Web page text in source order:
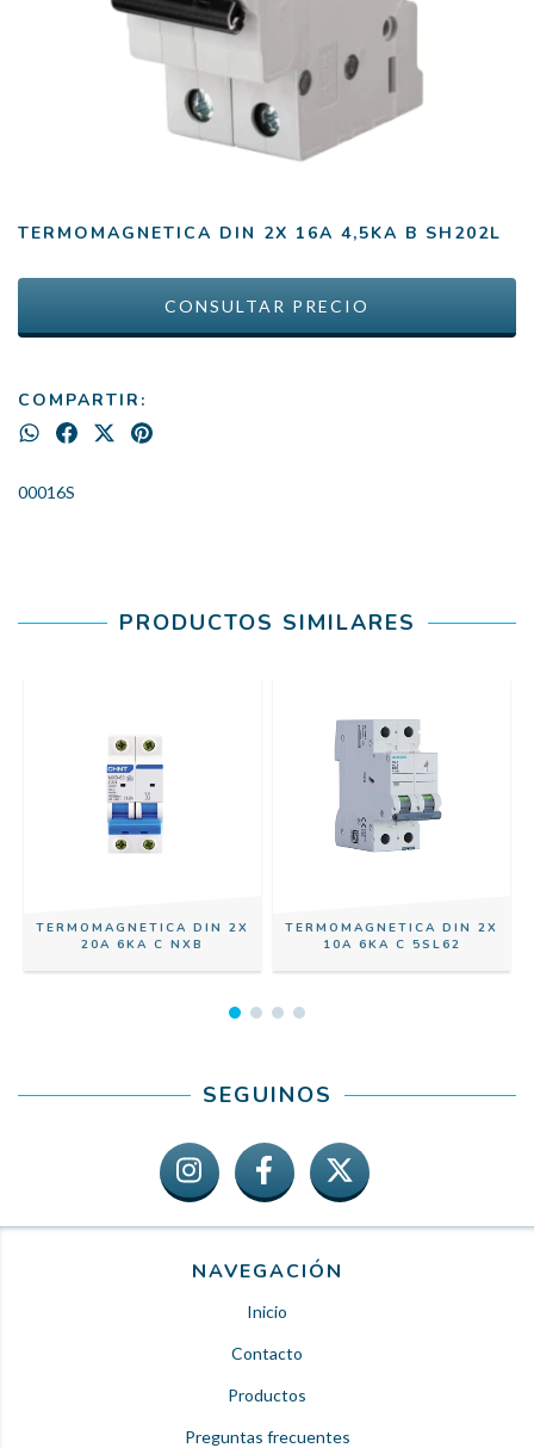
TERMOMAGNETICA DIN 2X 16A 4,5KA B SH202L
COMPARTIR:
00016S
PRODUCTOS SIMILARES
TERMOMAGNETICA DIN 2X
20A 6KA C NXB
TERMOMAGNETICA DIN 2X
10A 6KA C 5SL62
SEGUINOS
NAVEGACIÓN
Inicio
Contacto
Productos
Preguntas frecuentes